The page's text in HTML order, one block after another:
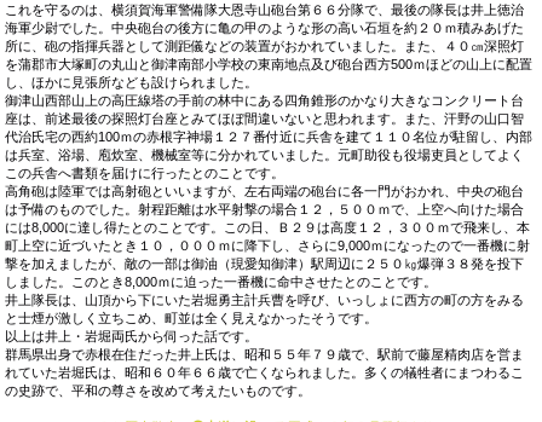
これを守るのは、横須賀海軍警備隊大恩寺山砲台第６６分隊で、最後の隊長は井上徳治
海軍少尉でした。中央砲台の後方に亀の甲のような形の高い石垣を約２０ｍ積みあげた
所に、砲の指揮兵器として測距儀などの装置がおかれていました。また、４０㎝深照灯
を蒲郡市大塚町の丸山と御津南部小学校の東南地点及び砲台西方500ｍほどの山上に配置
し、ほかに見張所なども設けられました。
御津山西部山上の高圧線塔の手前の林中にある四角錐形のかなり大きなコンクリート台
座は、前述最後の探照灯台座とみてほぼ間違いないと思われます。また、汗野の山口智
代治氏宅の西約100ｍの赤根字神場１２７番付近に兵舎を建て１１０名位が駐留し、内部
は兵室、浴場、庖炊室、機械室等に分かれていました。元町助役も役場吏員としてよく
この兵舎へ書類を届けに行ったとのことです。
高角砲は陸軍では高射砲といいますが、左右両端の砲台に各一門がおかれ、中央の砲台
は予備のものでした。射程距離は水平射撃の場合１２，５００ｍで、上空へ向けた場合
には8,000に達し得たとのことです。この日、Ｂ２９は高度１２，３００ｍで飛来し、本
町上空に近づいたとき１０，０００ｍに降下し、さらに9,000ｍになったので一番機に射
撃を加えましたが、敵の一部は御油（現愛知御津）駅周辺に２５０㎏爆弾３８発を投下
しました。このとき8,000ｍに迫った一番機に命中させたとのことです。
井上隊長は、山頂から下にいた岩堀勇主計兵曹を呼び、いっしょに西方の町の方をみる
と士煙が激しく立ちこめ、町並は全く見えなかったそうです。
以上は井上・岩堀両氏から伺った話です。
群馬県出身で赤根在住だった井上氏は、昭和５５年７９歳で、駅前で藤屋精肉店を営ま
れていた岩堀氏は、昭和６０年６６歳で亡くなられました。多くの犠牲者にまつわるこ
の史跡で、平和の尊さを改めて考えたいものです。